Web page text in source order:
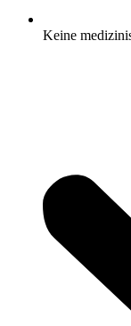
Keine